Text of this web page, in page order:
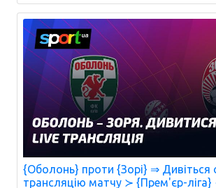
{Оболонь} проти {Зорі} ⇒ Дивіться
трансляцію матчу ≻ {Прем'єр-ліга}